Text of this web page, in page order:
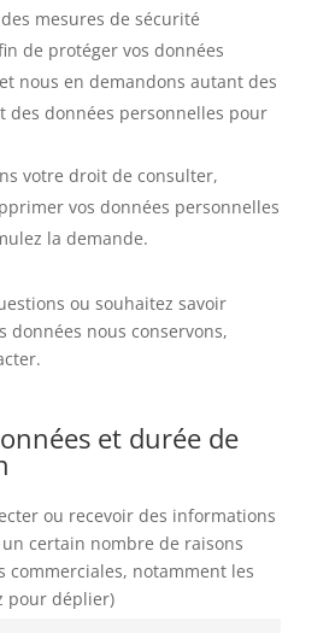
mesures de sécurité
de protéger vos données
nous en demandons autant des
des données personnelles pour
votre droit de consulter,
vos données personnelles
la demande.
ou souhaitez savoir
données nous conservons,
et durée de
ou recevoir des informations
certain nombre de raisons
commerciales, notamment les
pour déplier)